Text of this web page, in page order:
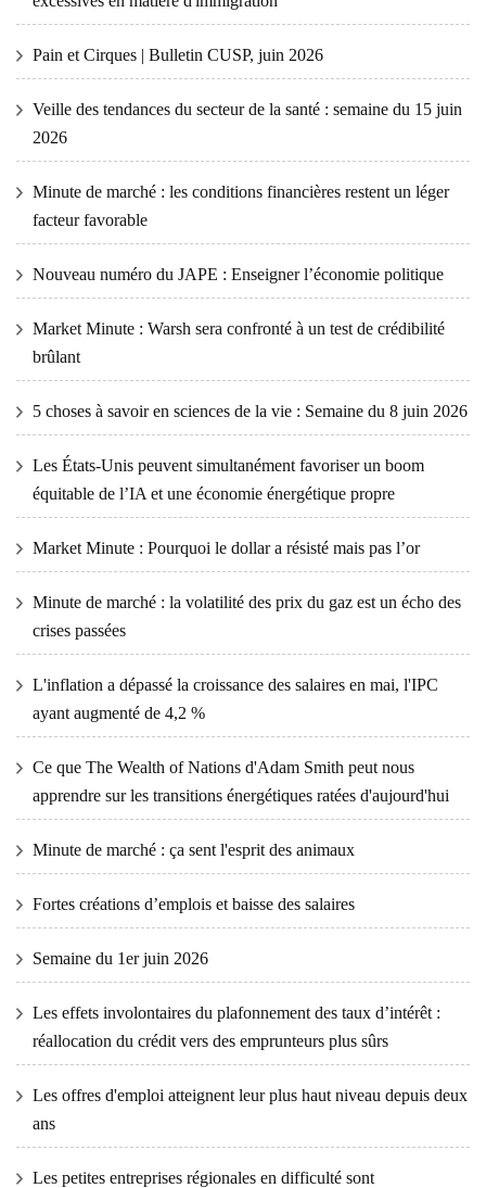
Pain et Cirques | Bulletin CUSP, juin 2026
Veille des tendances du secteur de la santé : semaine du 15 juin
2026
Minute de marché : les conditions financières restent un léger
facteur favorable
Nouveau numéro du JAPE : Enseigner l’économie politique
Market Minute : Warsh sera confronté à un test de crédibilité
brûlant
5 choses à savoir en sciences de la vie : Semaine du 8 juin 2026
Les États-Unis peuvent simultanément favoriser un boom
équitable de l’IA et une économie énergétique propre
Market Minute : Pourquoi le dollar a résisté mais pas l’or
Minute de marché : la volatilité des prix du gaz est un écho des
crises passées
L'inflation a dépassé la croissance des salaires en mai, l'IPC
ayant augmenté de 4,2 %
Ce que The Wealth of Nations d'Adam Smith peut nous
apprendre sur les transitions énergétiques ratées d'aujourd'hui
Minute de marché : ça sent l'esprit des animaux
Fortes créations d’emplois et baisse des salaires
Semaine du 1er juin 2026
Les effets involontaires du plafonnement des taux d’intérêt :
réallocation du crédit vers des emprunteurs plus sûrs
Les offres d'emploi atteignent leur plus haut niveau depuis deux
ans
Les petites entreprises régionales en difficulté sont